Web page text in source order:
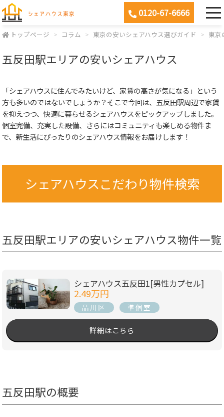
0120-67-6666
トップページ コラム 東京の安いシェアハウス選びガイド 東京
五反田駅エリアの安いシェアハウス
「シェアハウスに住んでみたいけど、家賃の高さが気になる」という
方も多いのではないでしょうか？そこで今回は、五反田駅周辺で家賃
を抑えつつ、快適に暮らせるシェアハウスをピックアップしました。
個室完備、充実した設備、さらにはコミュニティも楽しめる物件ま
で、新生活にぴったりのシェアハウス情報をお届けします！
シェアハウスこだわり物件検索
五反田駅エリアの安いシェアハウス物件一覧
シェアハウス五反田1[男性カプセル]
2.49万円
品川区 準個室
詳細はこちら
五反田駅の概要